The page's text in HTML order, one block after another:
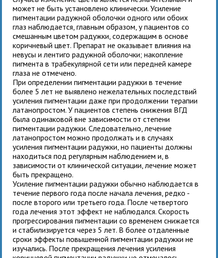
может не быть установлено клинически. Усиление
пигментации радужной оболочки одного или обоих
глаз наблюдается, главным образом, у пациентов со
смешанным цветом радужки, содержащим в основе
коричневый цвет. Препарат не оказывает влияния на
невусы и лентиго радужной оболочки; накопление
пигмента в трабекулярной сети или передней камере
глаза не отмечено.
При определении пигментации радужки в течение
более 5 лет не выявлено нежелательных последствий
усиления пигментации даже при продолжении терапии
латанопростом. У пациентов степень снижения ВГД
была одинаковой вне зависимости от степени
пигментации радужки. Следовательно, лечение
латанопростом можно продолжать и в случаях
усиления пигментации радужки, но пациенты должны
находиться под регулярным наблюдением и, в
зависимости от клинической ситуации, лечение может
быть прекращено.
Усиление пигментации радужки обычно наблюдается в
течение первого года после начала лечения, редко -
после второго или третьего года. После четвертого
года лечения этот эффект не наблюдался. Скорость
прогрессирования пигментации со временем снижается
и стабилизируется через 5 лет. В более отдаленные
сроки эффекты повышенной пигментации радужки не
изучались. После прекращения лечения усиления